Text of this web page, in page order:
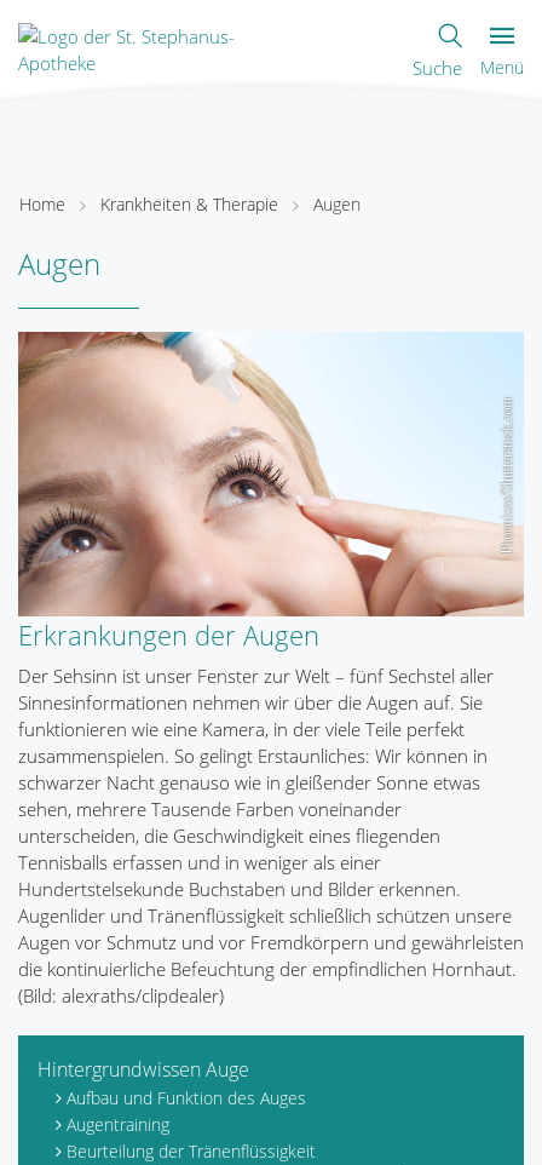
Suche Menü
Home Krankheiten & Therapie Augen
Augen
Erkrankungen der Augen
Der Sehsinn ist unser Fenster zur Welt – fünf Sechstel aller
Sinnesinformationen nehmen wir über die Augen auf. Sie
funktionieren wie eine Kamera, in der viele Teile perfekt
zusammenspielen. So gelingt Erstaunliches: Wir können in
schwarzer Nacht genauso wie in gleißender Sonne etwas
sehen, mehrere Tausende Farben voneinander
unterscheiden, die Geschwindigkeit eines fliegenden
Tennisballs erfassen und in weniger als einer
Hundertstelsekunde Buchstaben und Bilder erkennen.
Augenlider und Tränenflüssigkeit schließlich schützen unsere
Augen vor Schmutz und vor Fremdkörpern und gewährleisten
die kontinuierliche Befeuchtung der empfindlichen Hornhaut.
(Bild: alexraths/clipdealer)
Hintergrundwissen Auge
Aufbau und Funktion des Auges
Augentraining
Beurteilung der Tränenflüssigkeit